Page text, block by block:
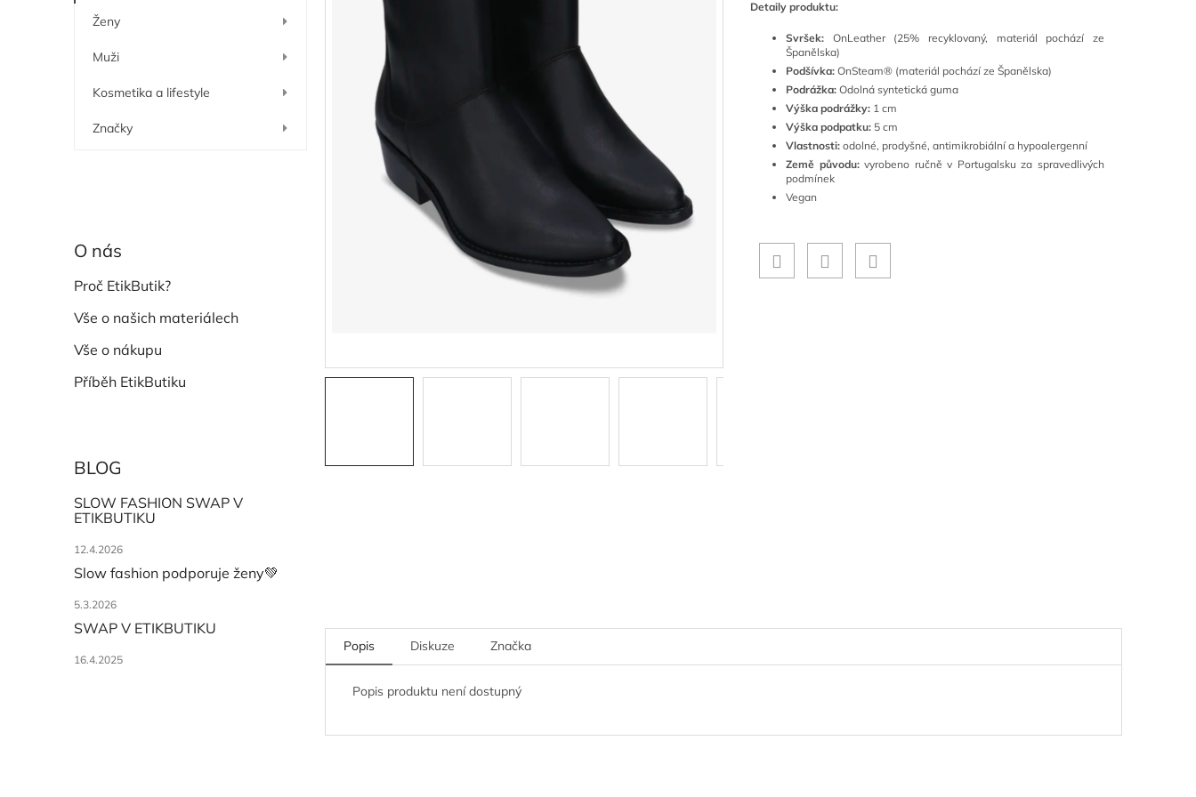
í
Ženy
Muži
Kosmetika a lifestyle
Značky
O nás
Proč EtikButik?
Vše o našich materiálech
Vše o nákupu
Příběh EtikButiku
BLOG
SLOW FASHION SWAP V
ETIKBUTIKU
12.4.2026
Slow fashion podporuje ženy💚
5.3.2026
SWAP V ETIKBUTIKU
16.4.2025
Detaily produktu:
Svršek: OnLeather (25% recyklovaný, materiál pochází ze
Španělska)
Podšívka: OnSteam® (materiál pochází ze Španělska)
Podrážka: Odolná syntetická guma
Výška podrážky: 1 cm
Výška podpatku: 5 cm
Vlastnosti: odolné, prodyšné, antimikrobiální a hypoalergenní
Země původu:vyrobeno ručně v Portugalsku za spravedlivých
podmínek
Vegan
Popis Diskuze Značka
Popis produktu není dostupný